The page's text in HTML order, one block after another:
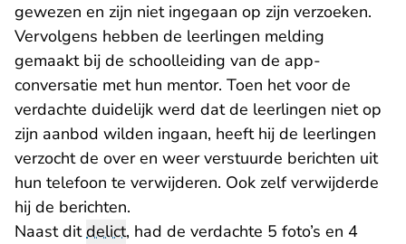
gewezen en zijn niet ingegaan op zijn verzoeken.
Vervolgens hebben de leerlingen melding
gemaakt bij de schoolleiding van de app-
conversatie met hun mentor. Toen het voor de
verdachte duidelijk werd dat de leerlingen niet op
zijn aanbod wilden ingaan, heeft hij de leerlingen
verzocht de over en weer verstuurde berichten uit
hun telefoon te verwijderen. Ook zelf verwijderde
hij de berichten.
Naast ditdelict, had de verdachte 5 foto’s en 4